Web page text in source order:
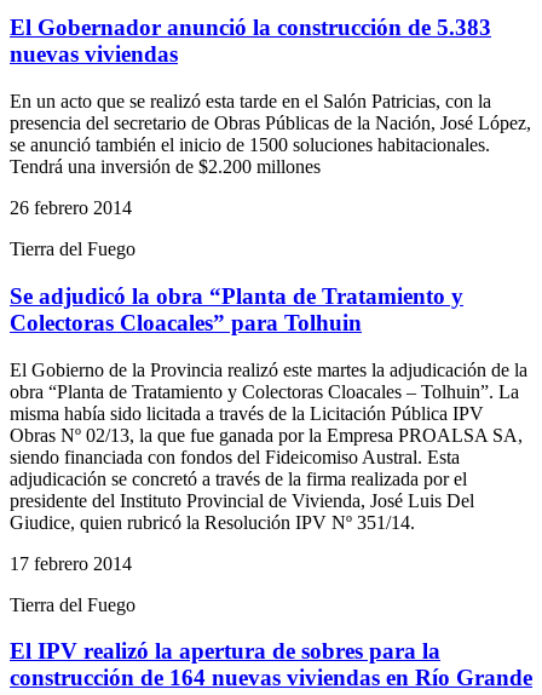
El Gobernador anunció la construcción de 5.383
nuevas viviendas
En un acto que se realizó esta tarde en el Salón Patricias, con la
presencia del secretario de Obras Públicas de la Nación, José López,
se anunció también el inicio de 1500 soluciones habitacionales.
Tendrá una inversión de $2.200 millones
26 febrero 2014
Tierra del Fuego
Se adjudicó la obra “Planta de Tratamiento y
Colectoras Cloacales” para Tolhuin
El Gobierno de la Provincia realizó este martes la adjudicación de la
obra “Planta de Tratamiento y Colectoras Cloacales – Tolhuin”. La
misma había sido licitada a través de la Licitación Pública IPV
Obras Nº 02/13, la que fue ganada por la Empresa PROALSA SA,
siendo financiada con fondos del Fideicomiso Austral. Esta
adjudicación se concretó a través de la firma realizada por el
presidente del Instituto Provincial de Vivienda, José Luis Del
Giudice, quien rubricó la Resolución IPV Nº 351/14.
17 febrero 2014
Tierra del Fuego
El IPV realizó la apertura de sobres para la
construcción de 164 nuevas viviendas en Río Grande